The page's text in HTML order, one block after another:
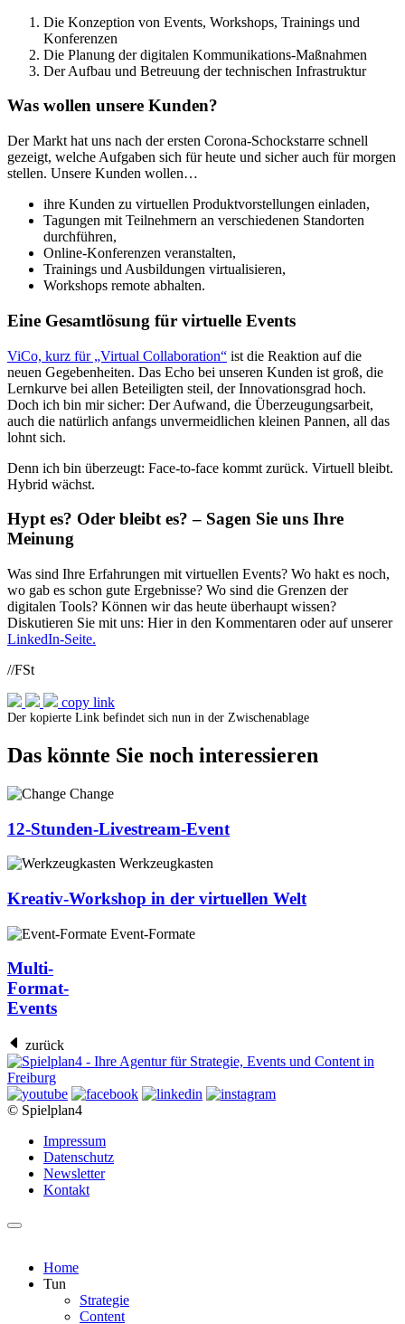
Die Konzeption von Events, Workshops, Trainings und
Konferenzen
Die Planung der digitalen Kommunikations-Maßnahmen
Der Aufbau und Betreuung der technischen Infrastruktur
Was wollen unsere Kunden?
Der Markt hat uns nach der ersten Corona-Schockstarre schnell
gezeigt, welche Aufgaben sich für heute und sicher auch für morgen
stellen. Unsere Kunden wollen…
ihre Kunden zu virtuellen Produktvorstellungen einladen,
Tagungen mit Teilnehmern an verschiedenen Standorten
durchführen,
Online-Konferenzen veranstalten,
Trainings und Ausbildungen virtualisieren,
Workshops remote abhalten.
Eine Gesamtlösung für virtuelle Events
ViCo, kurz für „Virtual Collaboration“ ist die Reaktion auf die
neuen Gegebenheiten. Das Echo bei unseren Kunden ist groß, die
Lernkurve bei allen Beteiligten steil, der Innovationsgrad hoch.
Doch ich bin mir sicher: Der Aufwand, die Überzeugungsarbeit,
auch die natürlich anfangs unvermeidlichen kleinen Pannen, all das
lohnt sich.
Denn ich bin überzeugt: Face-to-face kommt zurück. Virtuell bleibt.
Hybrid wächst.
Hypt es? Oder bleibt es? – Sagen Sie uns Ihre
Meinung
Was sind Ihre Erfahrungen mit virtuellen Events? Wo hakt es noch,
wo gab es schon gute Ergebnisse? Wo sind die Grenzen der
digitalen Tools? Können wir das heute überhaupt wissen?
Diskutieren Sie mit uns: Hier in den Kommentaren oder auf unserer
LinkedIn-Seite.
//FSt
copy link
Der kopierte Link befindet sich nun in der Zwischenablage
Das könnte Sie noch interessieren
Change
12-Stunden-Livestream-Event
Werkzeugkasten
Kreativ-Workshop in der virtuellen Welt
Event-Formate
Multi-
Format-
Events
zurück
© Spielplan4
Impressum
Datenschutz
Newsletter
Kontakt
Home
Tun
Strategie
Content